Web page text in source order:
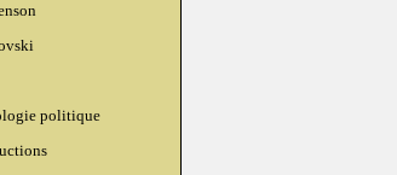
politique